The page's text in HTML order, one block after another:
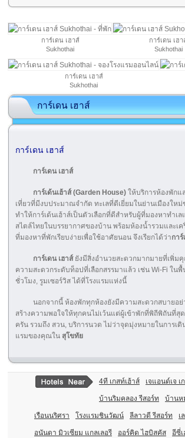
การ์เดน เฮาส์
Sukhothai
การ์เดน เฮา
Sukhothai
การ์เดน เฮาส์
Sukhothai
การ์เดน เฮาส์
การ์เดน เฮาส์
การ์เดน เฮาส์
การ์เด้นเฮ้าส์ (Garden House) ให้บริการห้องพักแ
เที่ยวที่มีงบประมาณจำกัด ทะเลที่ดีเยี่ยมในย่านเมืองใหม่
ทำให้การ์เด้นเฮ้าส์เป็นตัวเลือกที่ดีสำหรับผู้ที่มองหาทำเ
สไตล์ไทยในบรรยากาศของบ้าน พร้อมห้องน้ำรวมและ
ที่มองหาที่พักเรียบง่ายเพื่อใช้อาศัยนอน จึงเรียกได้ว่าการ์
การ์เดน เฮาส์ยังมีสิ่งอำนวยสะดวกมากมายที่เพิ่ม
ความสะดวกระดับท็อปที่เลือกสรรมาแล้ว เช่น Wi-Fi ใน
ชั่วโมง, รูมเซอร์วิส ได้ที่โรงแรมแห่งนี้
นอกจากนี้ ห้องพักทุกห้องยังมีความสะดวกสบายอย่
สร้างความพอใจให้ทุกคนไม่เว้นแต่ผู้เข้าพักที่พิถีพิถันที่สุ
ครัน รวมถึง สวน, บริการนวด ไม่ว่าจุดมุ่งหมายในการเ
แรมของคุณใน สุโขทัย
4ที เกสท์เฮ้าส์ เจแอนด์เจ เ
บ้านริมคลอง รีสอร์ท บ้านห
เรือนนริศรา โรงแรมชินวัฒน์ ลีลาวดี รีสอร์ท เ
อนันดา มิวเซียม แกลเลอรี ออร์คิด ไฮบิสคัส อีซี่